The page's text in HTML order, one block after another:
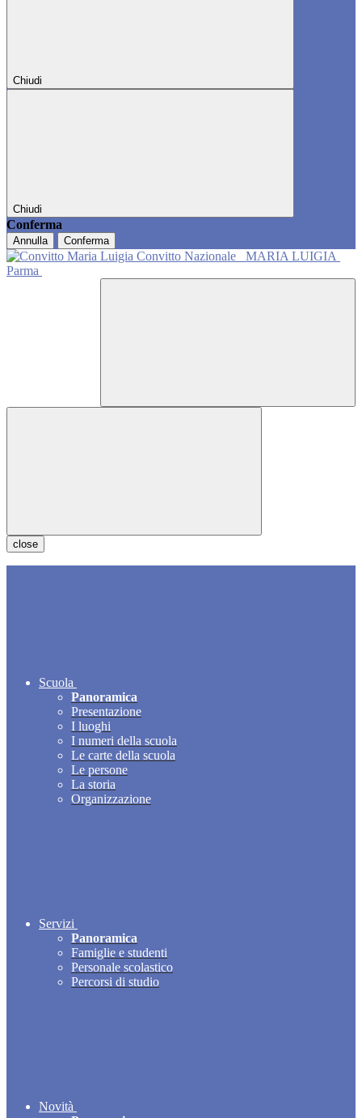
Chiudi
Chiudi
Conferma
Annulla Conferma
Convitto Nazionale
MARIA LUIGIA
Parma
close
Scuola
Panoramica
Presentazione
I luoghi
I numeri della scuola
Le carte della scuola
Le persone
La storia
Organizzazione
Servizi
Panoramica
Famiglie e studenti
Personale scolastico
Percorsi di studio
Novità